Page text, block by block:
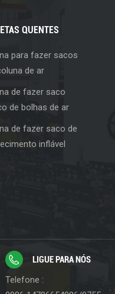
QUENTES
para fazer sacos
de ar
de fazer saco
de bolhas de ar
de fazer saco de
inflável
LIGUE PARA NÓS
Telefone :